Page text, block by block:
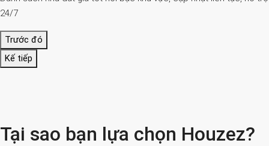
24/7
Trước đó
Kế tiếp
Tại sao bạn lựa chọn Houzez?